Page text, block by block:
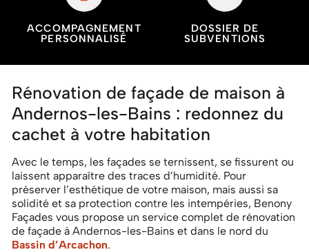
ACCOMPAGNEMENT
PERSONNALISÉ
DOSSIER DE
SUBVENTIONS
Rénovation de façade de maison à
Andernos-les-Bains : redonnez du
cachet à votre habitation
Avec le temps, les façades se ternissent, se fissurent ou
laissent apparaître des traces d’humidité. Pour
préserver l’esthétique de votre maison, mais aussi sa
solidité et sa protection contre les intempéries, Benony
Façades vous propose un service complet de rénovation
de façade à Andernos-les-Bains et dans le nord du
Bassin d’Arcachon.